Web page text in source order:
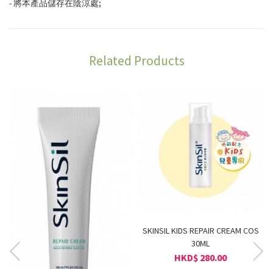
- 將本產品儲存在陰涼處;
Related Products
SKINSIL KIDS REPAIR CREAM COS
30ML
HKD$ 280.00